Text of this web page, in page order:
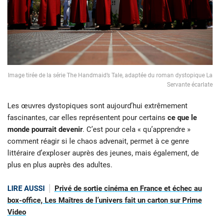
Image tirée de la série The Handmaid’s Tale, adaptée du roman dystopique La
Servante écarlate
Les œuvres dystopiques sont aujourd’hui extrêmement
fascinantes, car elles représentent pour certains ce que le
monde pourrait devenir. C’est pour cela « qu’apprendre »
comment réagir si le chaos advenait, permet à ce genre
littéraire d’exploser auprès des jeunes, mais également, de
plus en plus auprès des adultes.
LIRE AUSSI
Privé de sortie cinéma en France et échec au
box-office, Les Maîtres de l’univers fait un carton sur Prime
Video